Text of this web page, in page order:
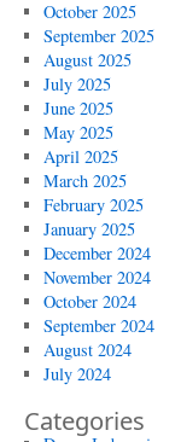
October 2025
September 2025
August 2025
July 2025
June 2025
May 2025
April 2025
March 2025
February 2025
January 2025
December 2024
November 2024
October 2024
September 2024
August 2024
July 2024
Categories